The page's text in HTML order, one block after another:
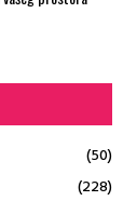
(50)
(228)